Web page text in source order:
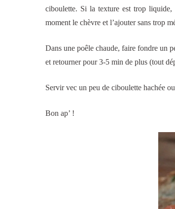
ciboulette. Si la texture est trop
moment le chèvre et l’ajouter sans trop
Dans une poêle chaude, faire fondre un
et retourner pour 3-5 min de plus (tout
Servir vec un peu de ciboulette hachée
Bon ap’ !